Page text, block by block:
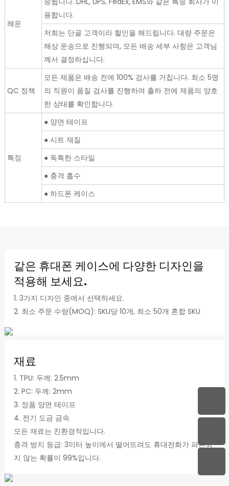
해운
용합니다.
저희는 단골 고객이라 할인을 해드립니다. 대량 주문은
해상 운송으로 진행되며, 모든 배송 세부 사항은 고객님
께서 결정하십니다.
QC 정책
모든 제품은 배송 전에 100% 검사를 거칩니다. 최소 5명
의 직원이 품질 검사를 진행하여 출하 전에 제품의 양호
한 상태를 확인합니다.
특징
● 양면 테이프
● 시트 재질
● 독특한 스타일
● 충격 흡수
● 하드폰 케이스
같은 휴대폰 케이스에 다양한 디자인을
적용해 보세요.
1. 3가지 디자인 중에서 선택하세요.
2. 최소 주문 수량(MOQ): SKU당 10개, 최소 50개 혼합 SKU
재료
1. TPU: 두께: 2.5mm
2. PC: 두께: 2mm
3. 정품 양면 테이프
4. 전기 도금 금속
모든 재료는 친환경적입니다.
충격 방지 등급: 3미터 높이에서 떨어뜨려도 휴대전화가 파손되
지 않는 확률이 99%입니다.